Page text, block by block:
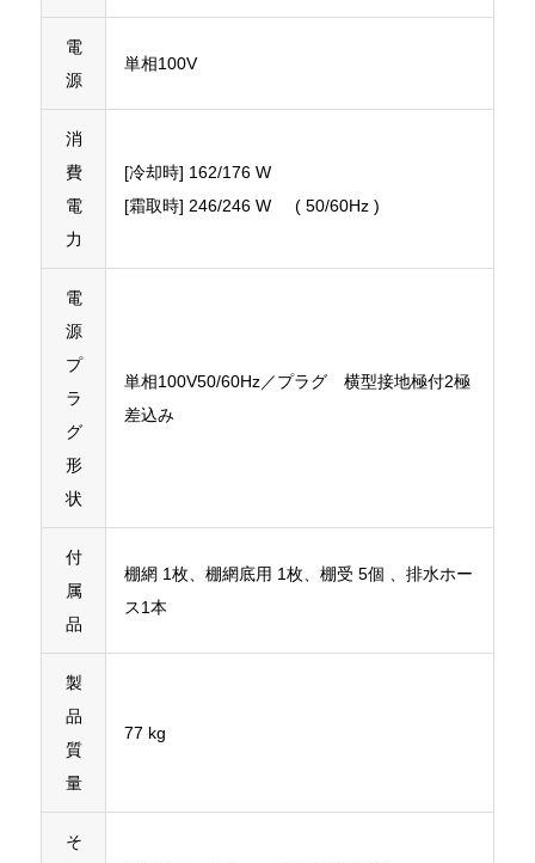
電
源
単相100V
消
費
電
力
[冷却時] 162/176 W
[霜取時] 246/246 W ( 50/60Hz )
電
源
プ
ラ
グ
形
状
単相100V50/60Hz／プラグ 横型接地極付2極
差込み
付
属
品
棚網 1枚、棚網底用 1枚、棚受 5個 、排水ホー
ス1本
製
品
質
量
77 kg
そ